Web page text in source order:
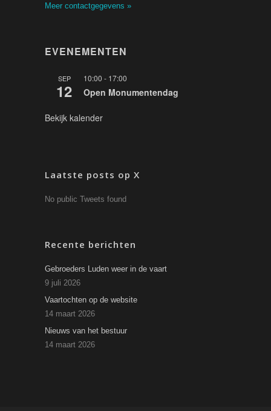
Meer contactgegevens »
EVENEMENTEN
SEP
12
10:00 - 17:00
Open Monumentendag
Bekijk kalender
Laatste posts op X
No public Tweets found
Recente berichten
Gebroeders Luden weer in de vaart
9 juli 2026
Vaartochten op de website
14 maart 2026
Nieuws van het bestuur
14 maart 2026